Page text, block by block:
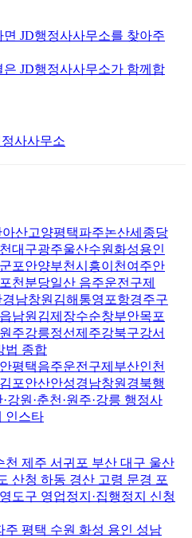
JD행정사사무소를 찾아주
은 JD행정사사무소가 함께합
산고양평택파주논산세종당
대구광주울산수원화성용인
포안양부천시흥이천여주안
천분당일산 음주운전구제
남창원김해통영포항경주구
남원김제장수순창부안목포
주강릉정선제주강북구강서
법 종합
평택음주운전구제부산인천
포안산안성경남창원경북행
강원·춘천·원주·강릉 행정사
인스타
천 제주 서귀포 부산 대구 울산
산청 하동 경산 고령 문경 포
도구 영업정지·집행정지 신청
주 평택 수원 화성 용인 성남